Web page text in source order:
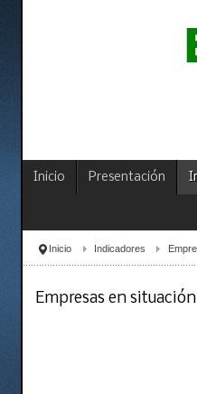
Inicio Presentación
Inicio Indicadores
Empresas en